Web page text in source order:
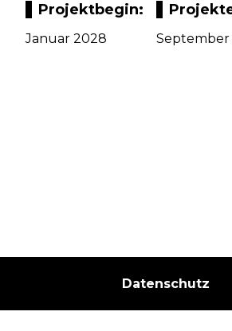
Projektbegin:
Januar 2028 September
Datenschutz